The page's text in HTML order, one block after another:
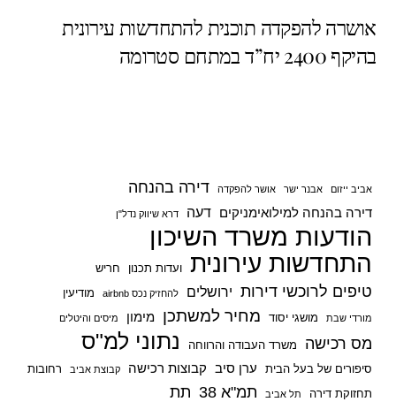
b
o
A
p
אושרה להפקדה תוכנית להתחדשות עירונית
בהיקף 2400 יח”ד במתחם סטרומה
אביב ייזום אבנר ישר אושר להפקדה דירה בהנחה
דירה בהנחה למילואימניקים דעה דרא שיווק נדל"ן
הודעות משרד השיכון
התחדשות עירונית ועדות תכנון חריש
טיפים לרוכשי דירות ירושלים להחזיק נכס airbnb מודיעין
מורדי שבת מושגי יסוד מחיר למשתכן מימון מיסים והיטלים
מס רכישה משרד העבודה והרווחה נתוני למ"ס
סיפורים של בעל הבית ערן סיב קבוצות רכישה קבוצת אביב
רחובות
תחזוקת דירה
תל אביב תמ"א 38 תת